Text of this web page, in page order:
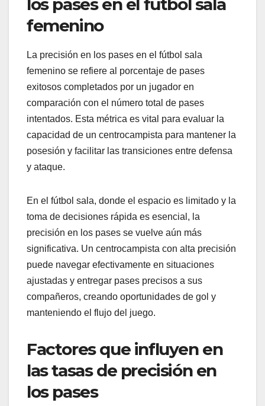
los pases en el fútbol sala
femenino
La precisión en los pases en el fútbol sala
femenino se refiere al porcentaje de pases
exitosos completados por un jugador en
comparación con el número total de pases
intentados. Esta métrica es vital para evaluar la
capacidad de un centrocampista para mantener la
posesión y facilitar las transiciones entre defensa
y ataque.
En el fútbol sala, donde el espacio es limitado y la
toma de decisiones rápida es esencial, la
precisión en los pases se vuelve aún más
significativa. Un centrocampista con alta precisión
puede navegar efectivamente en situaciones
ajustadas y entregar pases precisos a sus
compañeros, creando oportunidades de gol y
manteniendo el flujo del juego.
Factores que influyen en
las tasas de precisión en
los pases